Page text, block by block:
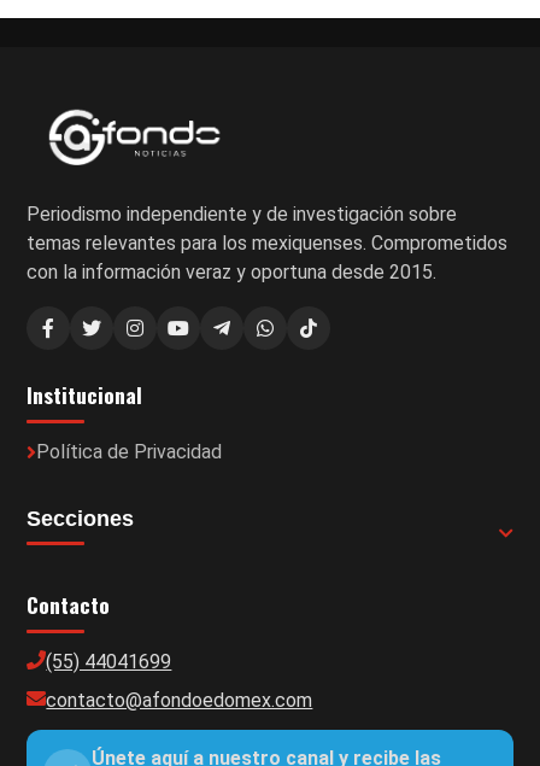
Periodismo independiente y de investigación sobre
temas relevantes para los mexiquenses. Comprometidos
con la información veraz y oportuna desde 2015.
Institucional
Política de Privacidad
Secciones
Contacto
(55) 44041699
contacto@afondoedomex.com
Únete aquí a nuestro canal y recibe las